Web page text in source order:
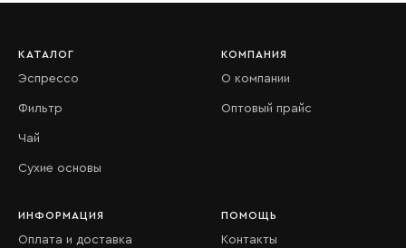
КАТАЛОГ
Эспрессо
Фильтр
Чай
Сухие основы
КОМПАНИЯ
О компании
Оптовый прайс
ИНФОРМАЦИЯ
Оплата и доставка
ПОМОЩЬ
Контакты